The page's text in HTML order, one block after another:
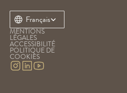
Select Language
Français
MENTIONS
LÉGALES
ACCESSIBILITÉ
POLITIQUE DE
COOKIES